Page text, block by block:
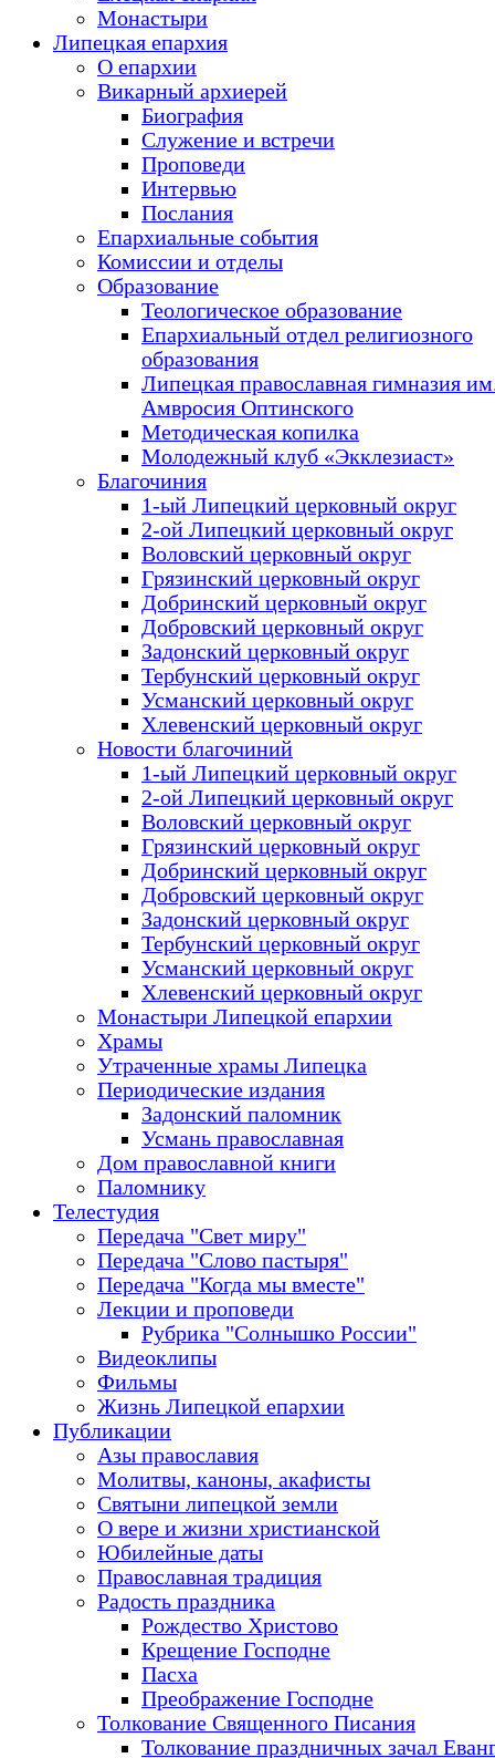
Монастыри
Липецкая епархия
О епархии
Викарный архиерей
Биография
Служение и встречи
Проповеди
Интервью
Послания
Епархиальные события
Комиссии и отделы
Образование
Теологическое образование
Епархиальный отдел религиозного
образования
Липецкая православная гимназия
Амвросия Оптинского
Методическая копилка
Молодежный клуб «Экклезиаст»
Благочиния
1-ый Липецкий церковный округ
2-ой Липецкий церковный округ
Воловский церковный округ
Грязинский церковный округ
Добринский церковный округ
Добровский церковный округ
Задонский церковный округ
Тербунский церковный округ
Усманский церковный округ
Хлевенский церковный округ
Новости благочиний
1-ый Липецкий церковный округ
2-ой Липецкий церковный округ
Воловский церковный округ
Грязинский церковный округ
Добринский церковный округ
Добровский церковный округ
Задонский церковный округ
Тербунский церковный округ
Усманский церковный округ
Хлевенский церковный округ
Монастыри Липецкой епархии
Храмы
Утраченные храмы Липецка
Периодические издания
Задонский паломник
Усмань православная
Дом православной книги
Паломнику
Телестудия
Передача "Свет миру"
Передача "Слово пастыря"
Передача "Когда мы вместе"
Лекции и проповеди
Рубрика "Солнышко России"
Видеоклипы
Фильмы
Жизнь Липецкой епархии
Публикации
Азы православия
Молитвы, каноны, акафисты
Святыни липецкой земли
О вере и жизни христианской
Юбилейные даты
Православная традиция
Радость праздника
Рождество Христово
Крещение Господне
Пасха
Преображение Господне
Толкование Священного Писания
Толкование праздничных зачал